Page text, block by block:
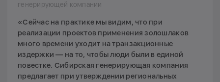
генерирующей компании
«Сейчас на практике мы видим, что при
реализации проектов применения золошлаков
много времени уходит на транзакционные
издержки — на то, чтобы люди были в единой
повестке. Сибирская генерирующая компания
предлагает при утверждении региональных